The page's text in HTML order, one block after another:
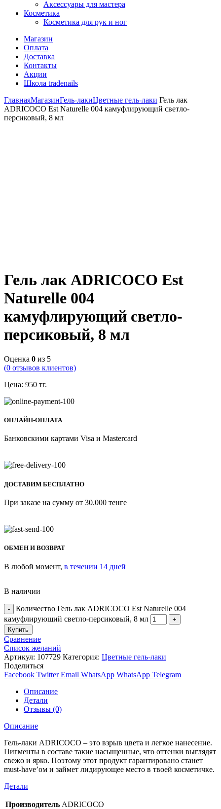
Аксессуары для мастера
Косметика
Косметика для рук и ног
Магазин
Оплата
Доставка
Контакты
Акции
Школа tradenails
ГлавнаяМагазинГель-лакиЦветные гель-лаки Гель лак
ADRICOCO Est Naturelle 004 камуфлирующий светло-
персиковый, 8 мл
Гель лак ADRICOCO Est
Naturelle 004
камуфлирующий светло-
персиковый, 8 мл
Оценка 0 из 5
(0 отзывов клиентов)
Цена: 950 тг.
ОНЛАЙН-ОПЛАТА
Банковскими картами Visa и Mastercard
ДОСТАВИМ БЕСПЛАТНО
При заказе на сумму от 30.000 тенге
ОБМЕН И ВОЗВРАТ
В любой момент, в течении 14 дней
В наличии
Количество Гель лак ADRICOCO Est Naturelle 004
камуфлирующий светло-персиковый, 8 мл
Купить
Сравнение
Список желаний
Артикул: 107729 Категория: Цветные гель-лаки
Поделиться
Facebook Twitter Email WhatsApp WhatsApp Telegram
Описание
Детали
Отзывы (0)
Описание
Гель-лаки ADRICOCO – это взрыв цвета и легкое нанесение.
Пигменты в составе такие насыщенные, что оттенки выглядят
свежо и ярко. Поэтому этот продукт гарантировано станет
must-have’ом и займет лидирующее место в твоей косметичке.
Детали
Производитель ADRICOCO